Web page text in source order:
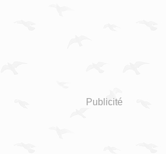
Publicité